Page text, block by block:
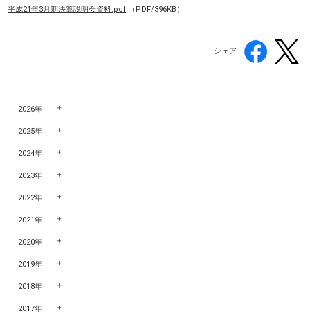
平成21年3月期決算説明会資料.pdf （PDF/396KB）
シェア
2026年
2025年
2024年
2023年
2022年
2021年
2020年
2019年
2018年
2017年